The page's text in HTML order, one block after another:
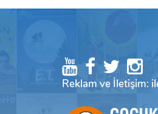
Reklam ve İletişim: